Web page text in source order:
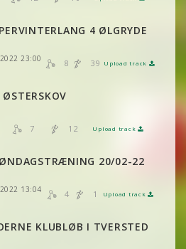
4 ØLGRYDE
23:00 8 39 Upload track
7 12 Upload track
20/02-22
13:04 4 1 Upload track
KLUBLØB I TVERSTED